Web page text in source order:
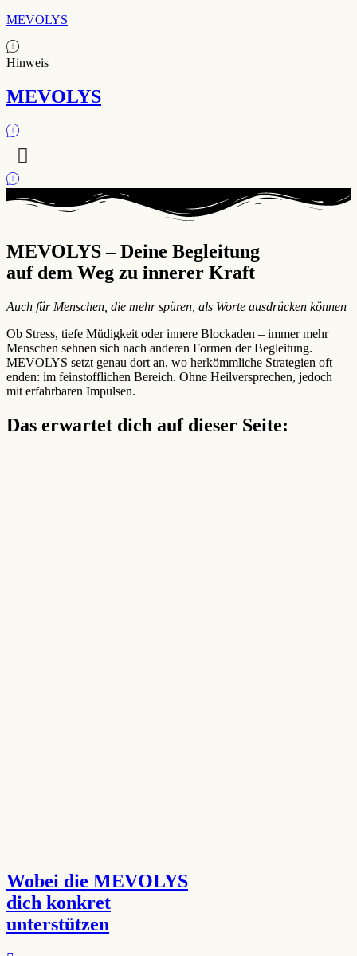
MEVOLYS
Hinweis
MEVOLYS
MEVOLYS – Deine Begleitung
auf dem Weg zu innerer Kraft
Auch für Menschen, die mehr spüren, als Worte ausdrücken können
Ob Stress, tiefe Müdigkeit oder innere Blockaden – immer mehr
Menschen sehnen sich nach anderen Formen der Begleitung.
MEVOLYS setzt genau dort an, wo herkömmliche Strategien oft
enden: im feinstofflichen Bereich. Ohne Heilversprechen, jedoch
mit erfahrbaren Impulsen.
Das erwartet dich auf dieser Seite:
Wobei die MEVOLYS
dich konkret
unterstützen